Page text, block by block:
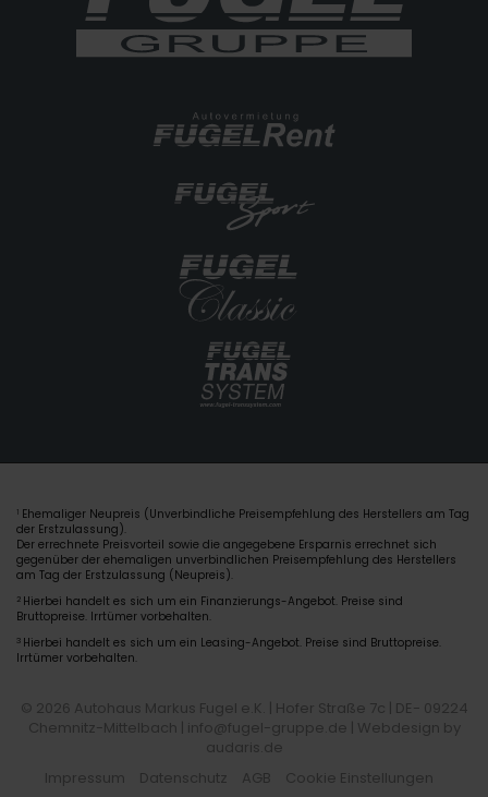
1 Ehemaliger Neupreis (Unverbindliche Preisempfehlung des Herstellers am Tag
der Erstzulassung).
Der errechnete Preisvorteil sowie die angegebene Ersparnis errechnet sich
gegenüber der ehemaligen unverbindlichen Preisempfehlung des Herstellers
am Tag der Erstzulassung (Neupreis).
2 Hierbei handelt es sich um ein Finanzierungs-Angebot. Preise sind
Bruttopreise. Irrtümer vorbehalten.
3 Hierbei handelt es sich um ein Leasing-Angebot. Preise sind Bruttopreise.
Irrtümer vorbehalten.
© 2026 Autohaus Markus Fugel e.K. | Hofer Straße 7c | DE- 09224
Chemnitz-Mittelbach | info@fugel-gruppe.de | Webdesign by
audaris.de
Impressum
Datenschutz AGB Cookie Einstellungen